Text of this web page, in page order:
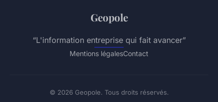
Geopole
“L'information entreprise qui fait avancer”
Mentions légalesContact
© 2026 Geopole. Tous droits réservés.